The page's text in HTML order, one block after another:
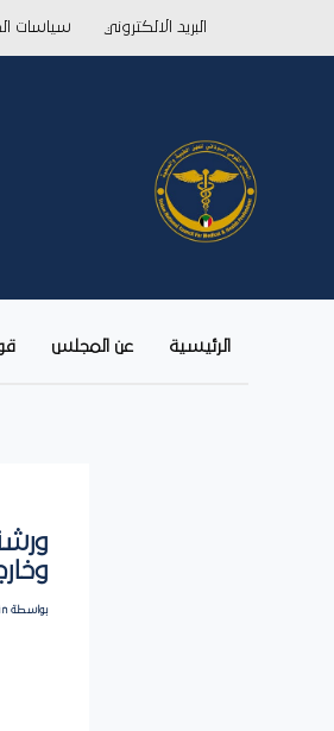
المحتوى
البريد الالكتروني سياسات
الرئيسية عن المجلس
بواسطة